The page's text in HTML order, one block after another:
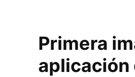
Primera
aplicación